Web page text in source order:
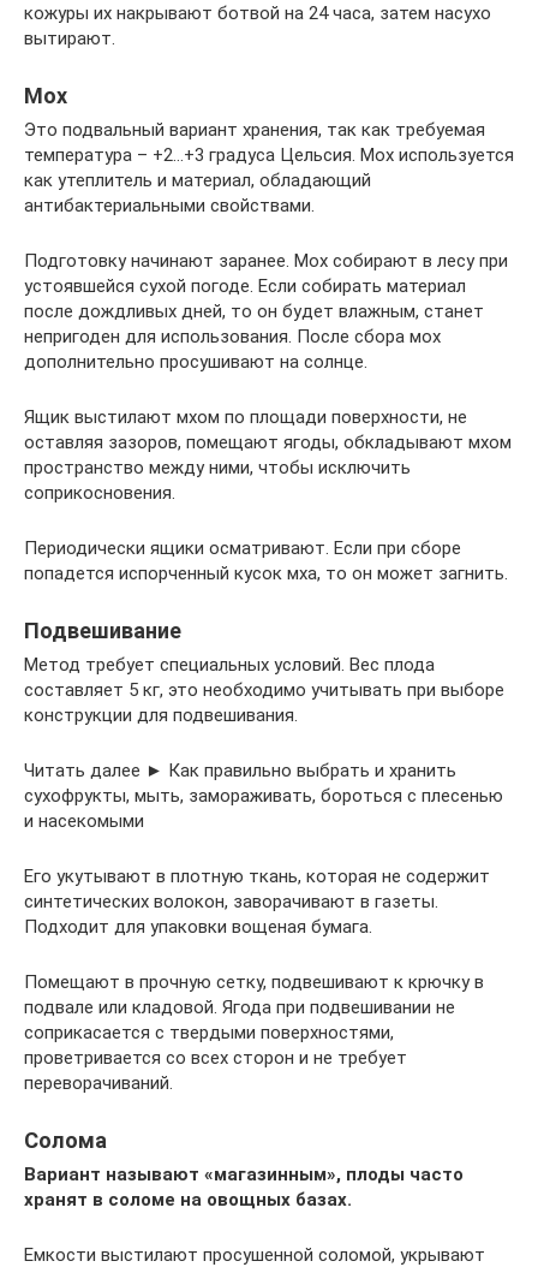
кожуры их накрывают ботвой на 24 часа, затем насухо
вытирают.
Мох
Это подвальный вариант хранения, так как требуемая
температура – +2…+3 градуса Цельсия. Мох используется
как утеплитель и материал, обладающий
антибактериальными свойствами.
Подготовку начинают заранее. Мох собирают в лесу при
устоявшейся сухой погоде. Если собирать материал
после дождливых дней, то он будет влажным, станет
непригоден для использования. После сбора мох
дополнительно просушивают на солнце.
Ящик выстилают мхом по площади поверхности, не
оставляя зазоров, помещают ягоды, обкладывают мхом
пространство между ними, чтобы исключить
соприкосновения.
Периодически ящики осматривают. Если при сборе
попадется испорченный кусок мха, то он может загнить.
Подвешивание
Метод требует специальных условий. Вес плода
составляет 5 кг, это необходимо учитывать при выборе
конструкции для подвешивания.
Читать далее ► Как правильно выбрать и хранить
сухофрукты, мыть, замораживать, бороться с плесенью
и насекомыми
Его укутывают в плотную ткань, которая не содержит
синтетических волокон, заворачивают в газеты.
Подходит для упаковки вощеная бумага.
Помещают в прочную сетку, подвешивают к крючку в
подвале или кладовой. Ягода при подвешивании не
соприкасается с твердыми поверхностями,
проветривается со всех сторон и не требует
переворачиваний.
Солома
Вариант называют «магазинным», плоды часто
хранят в соломе на овощных базах.
Емкости выстилают просушенной соломой, укрывают